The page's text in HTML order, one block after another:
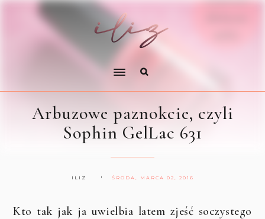
Arbuzowe paznokcie, czyli
Sophin GelLac 631
ILIZ ŚRODA, MARCA 02, 2016
Kto tak jak ja uwielbia latem zjeść soczystego